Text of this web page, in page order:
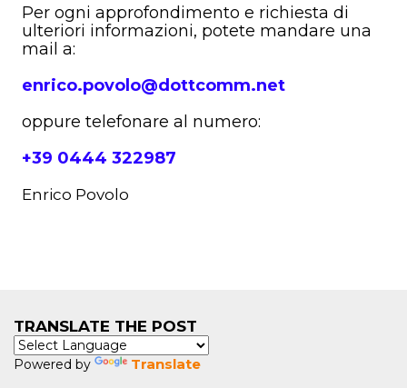
Per ogni approfondimento e richiesta di
ulteriori informazioni, potete mandare una
mail a:
enrico.povolo@dottcomm.net
oppure telefonare al numero:
+39 0444 322987
Enrico Povolo
TRANSLATE THE POST
Powered by Translate